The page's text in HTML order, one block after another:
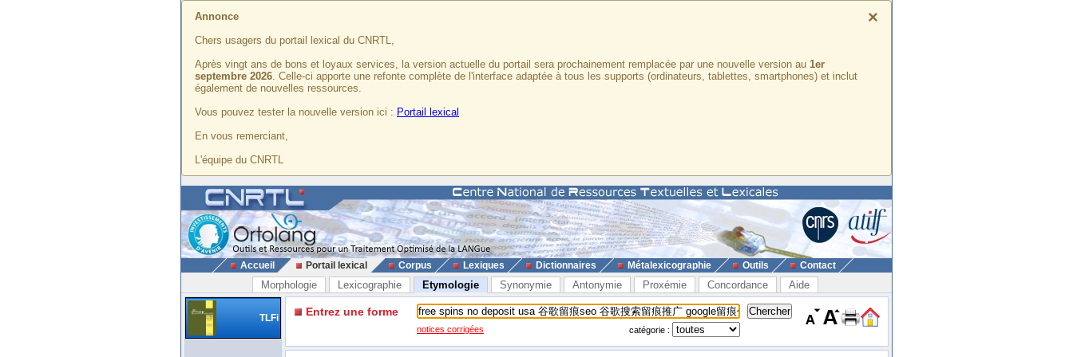
×
Annonce
Chers usagers du portail lexical du CNRTL,
Après vingt ans de bons et loyaux services, la version actuelle du portail sera prochainement remplacée par une nouvelle version au 1er
septembre 2026. Celle-ci apporte une refonte complète de l'interface adaptée à tous les supports (ordinateurs, tablettes, smartphones) et inclut
également de nouvelles ressources.
Vous pouvez tester la nouvelle version ici : Portail lexical
En vous remerciant,
L'équipe du CNRTL
Accueil Portail lexical Corpus Lexiques Dictionnaires Métalexicographie Outils Contact
Morphologie Lexicographie Etymologie Synonymie Antonymie Proxémie Concordance Aide
TLFi Entrez une forme
notices corrigées catégorie :